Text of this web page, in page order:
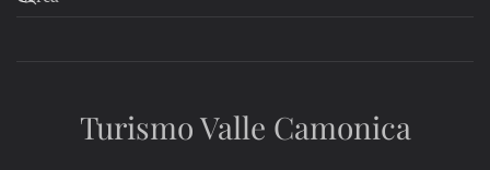
Turismo Valle Camonica